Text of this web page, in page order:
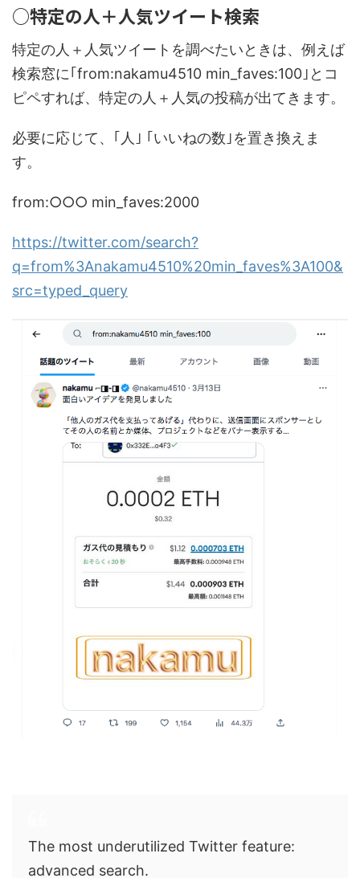
○特定の人＋人気ツイート検索
特定の人＋人気ツイートを調べたいときは、例えば
検索窓に｢from:nakamu4510 min_faves:100｣とコ
ピペすれば、特定の人＋人気の投稿が出てきます。
必要に応じて、｢人｣ ｢いいねの数｣を置き換えま
す。
from:○○○ min_faves:2000
https://twitter.com/search?
q=from%3Anakamu4510%20min_faves%3A100&
src=typed_query
The most underutilized Twitter feature:
advanced search.